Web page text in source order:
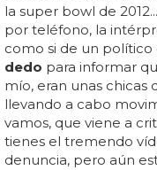
la super bowl de
por teléfono, la
como si de un político
dedo para informar
mío, eran unas chicas
llevando a cabo
vamos, que viene a
tienes el tremendo
denuncia, pero aún